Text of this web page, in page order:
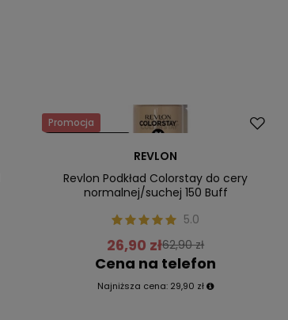
Promocja
REVLON
Revlon Podkład Colorstay do cery
normalnej/suchej 150 Buff
5.0
26,90 zł62,90 zł
Cena na telefon
Najniższa cena: 29,90 zł